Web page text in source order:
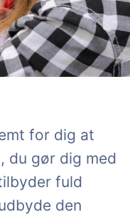
for dig at
du gør dig med
fuld
den